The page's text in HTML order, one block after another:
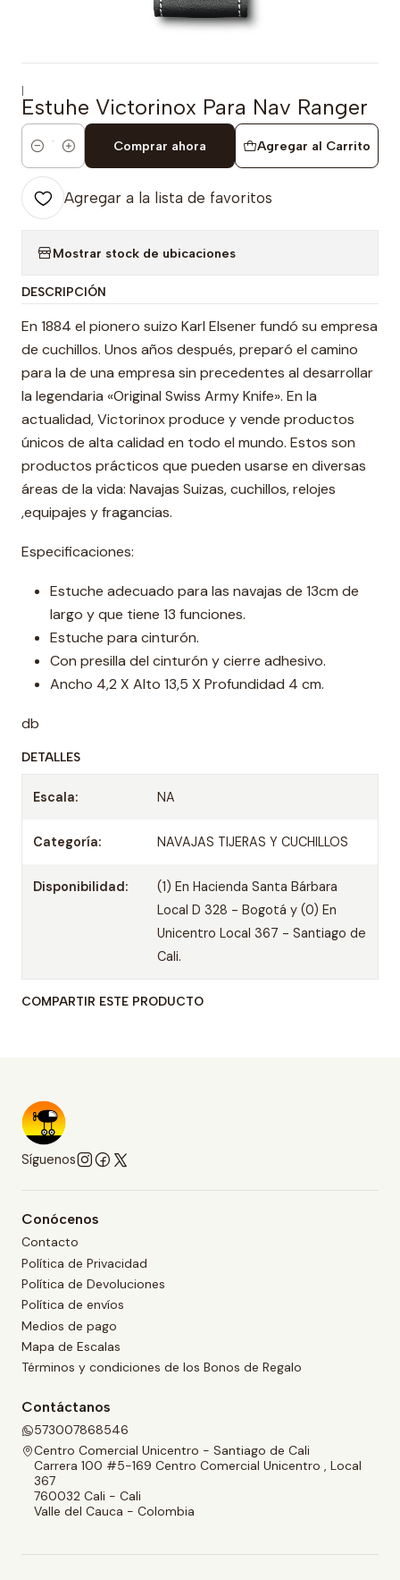
|
Estuhe Victorinox Para Nav Ranger
Cantidad
Agregar al Carrito
Comprar ahora
Agregar a la lista de favoritos
Mostrar stock de ubicaciones
DESCRIPCIÓN
En 1884 el pionero suizo Karl Elsener fundó su empresa
de cuchillos. Unos años después, preparó el camino
para la de una empresa sin precedentes al desarrollar
la legendaria «Original Swiss Army Knife». En la
actualidad, Victorinox produce y vende productos
únicos de alta calidad en todo el mundo. Estos son
productos prácticos que pueden usarse en diversas
áreas de la vida: Navajas Suizas, cuchillos, relojes
,equipajes y fragancias.
Especificaciones:
Estuche adecuado para las navajas de 13cm de
largo y que tiene 13 funciones.
Estuche para cinturón.
Con presilla del cinturón y cierre adhesivo.
Ancho 4,2 X Alto 13,5 X Profundidad 4 cm.
db
DETALLES
Escala: NA
Categoría: NAVAJAS TIJERAS Y CUCHILLOS
Disponibilidad:
(1) En Hacienda Santa Bárbara
Local D 328 - Bogotá y (0) En
Unicentro Local 367 - Santiago de
Cali.
COMPARTIR ESTE PRODUCTO
Síguenos
Conócenos
Contacto
Política de Privacidad
Política de Devoluciones
Política de envíos
Medios de pago
Mapa de Escalas
Términos y condiciones de los Bonos de Regalo
Contáctanos
573007868546
Centro Comercial Unicentro - Santiago de Cali
Carrera 100 #5-169 Centro Comercial Unicentro , Local
367
760032 Cali - Cali
Valle del Cauca - Colombia